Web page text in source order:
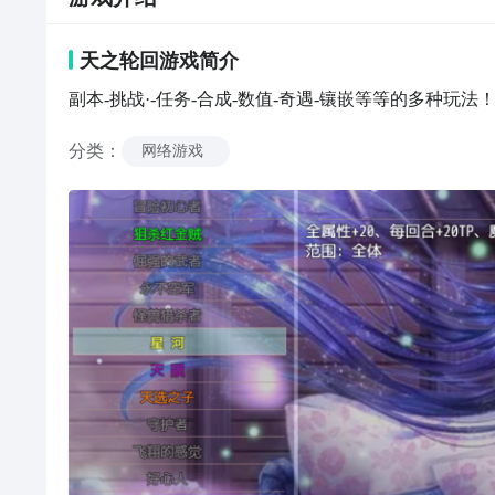
天之轮回游戏简介
副本-挑战·-任务-合成-数值-奇遇-镶嵌等等的多种玩法！
分类 ： 网络游戏